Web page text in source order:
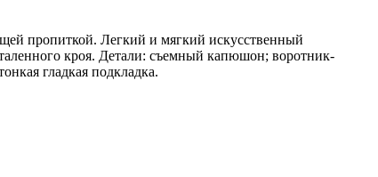
пропиткой. Легкий и мягкий искусственный
кроя. Детали: съемный капюшон; воротник-
гладкая подкладка.